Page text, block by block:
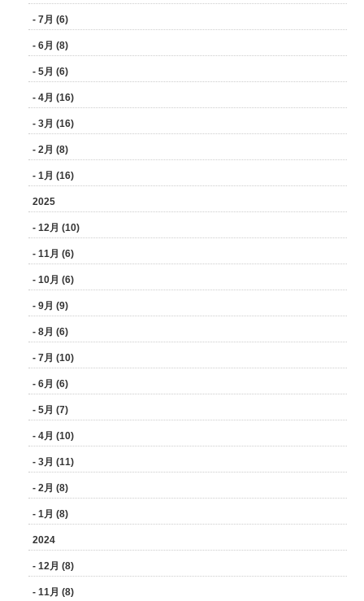
- 7月 (6)
- 6月 (8)
- 5月 (6)
- 4月 (16)
- 3月 (16)
- 2月 (8)
- 1月 (16)
2025
- 12月 (10)
- 11月 (6)
- 10月 (6)
- 9月 (9)
- 8月 (6)
- 7月 (10)
- 6月 (6)
- 5月 (7)
- 4月 (10)
- 3月 (11)
- 2月 (8)
- 1月 (8)
2024
- 12月 (8)
- 11月 (8)